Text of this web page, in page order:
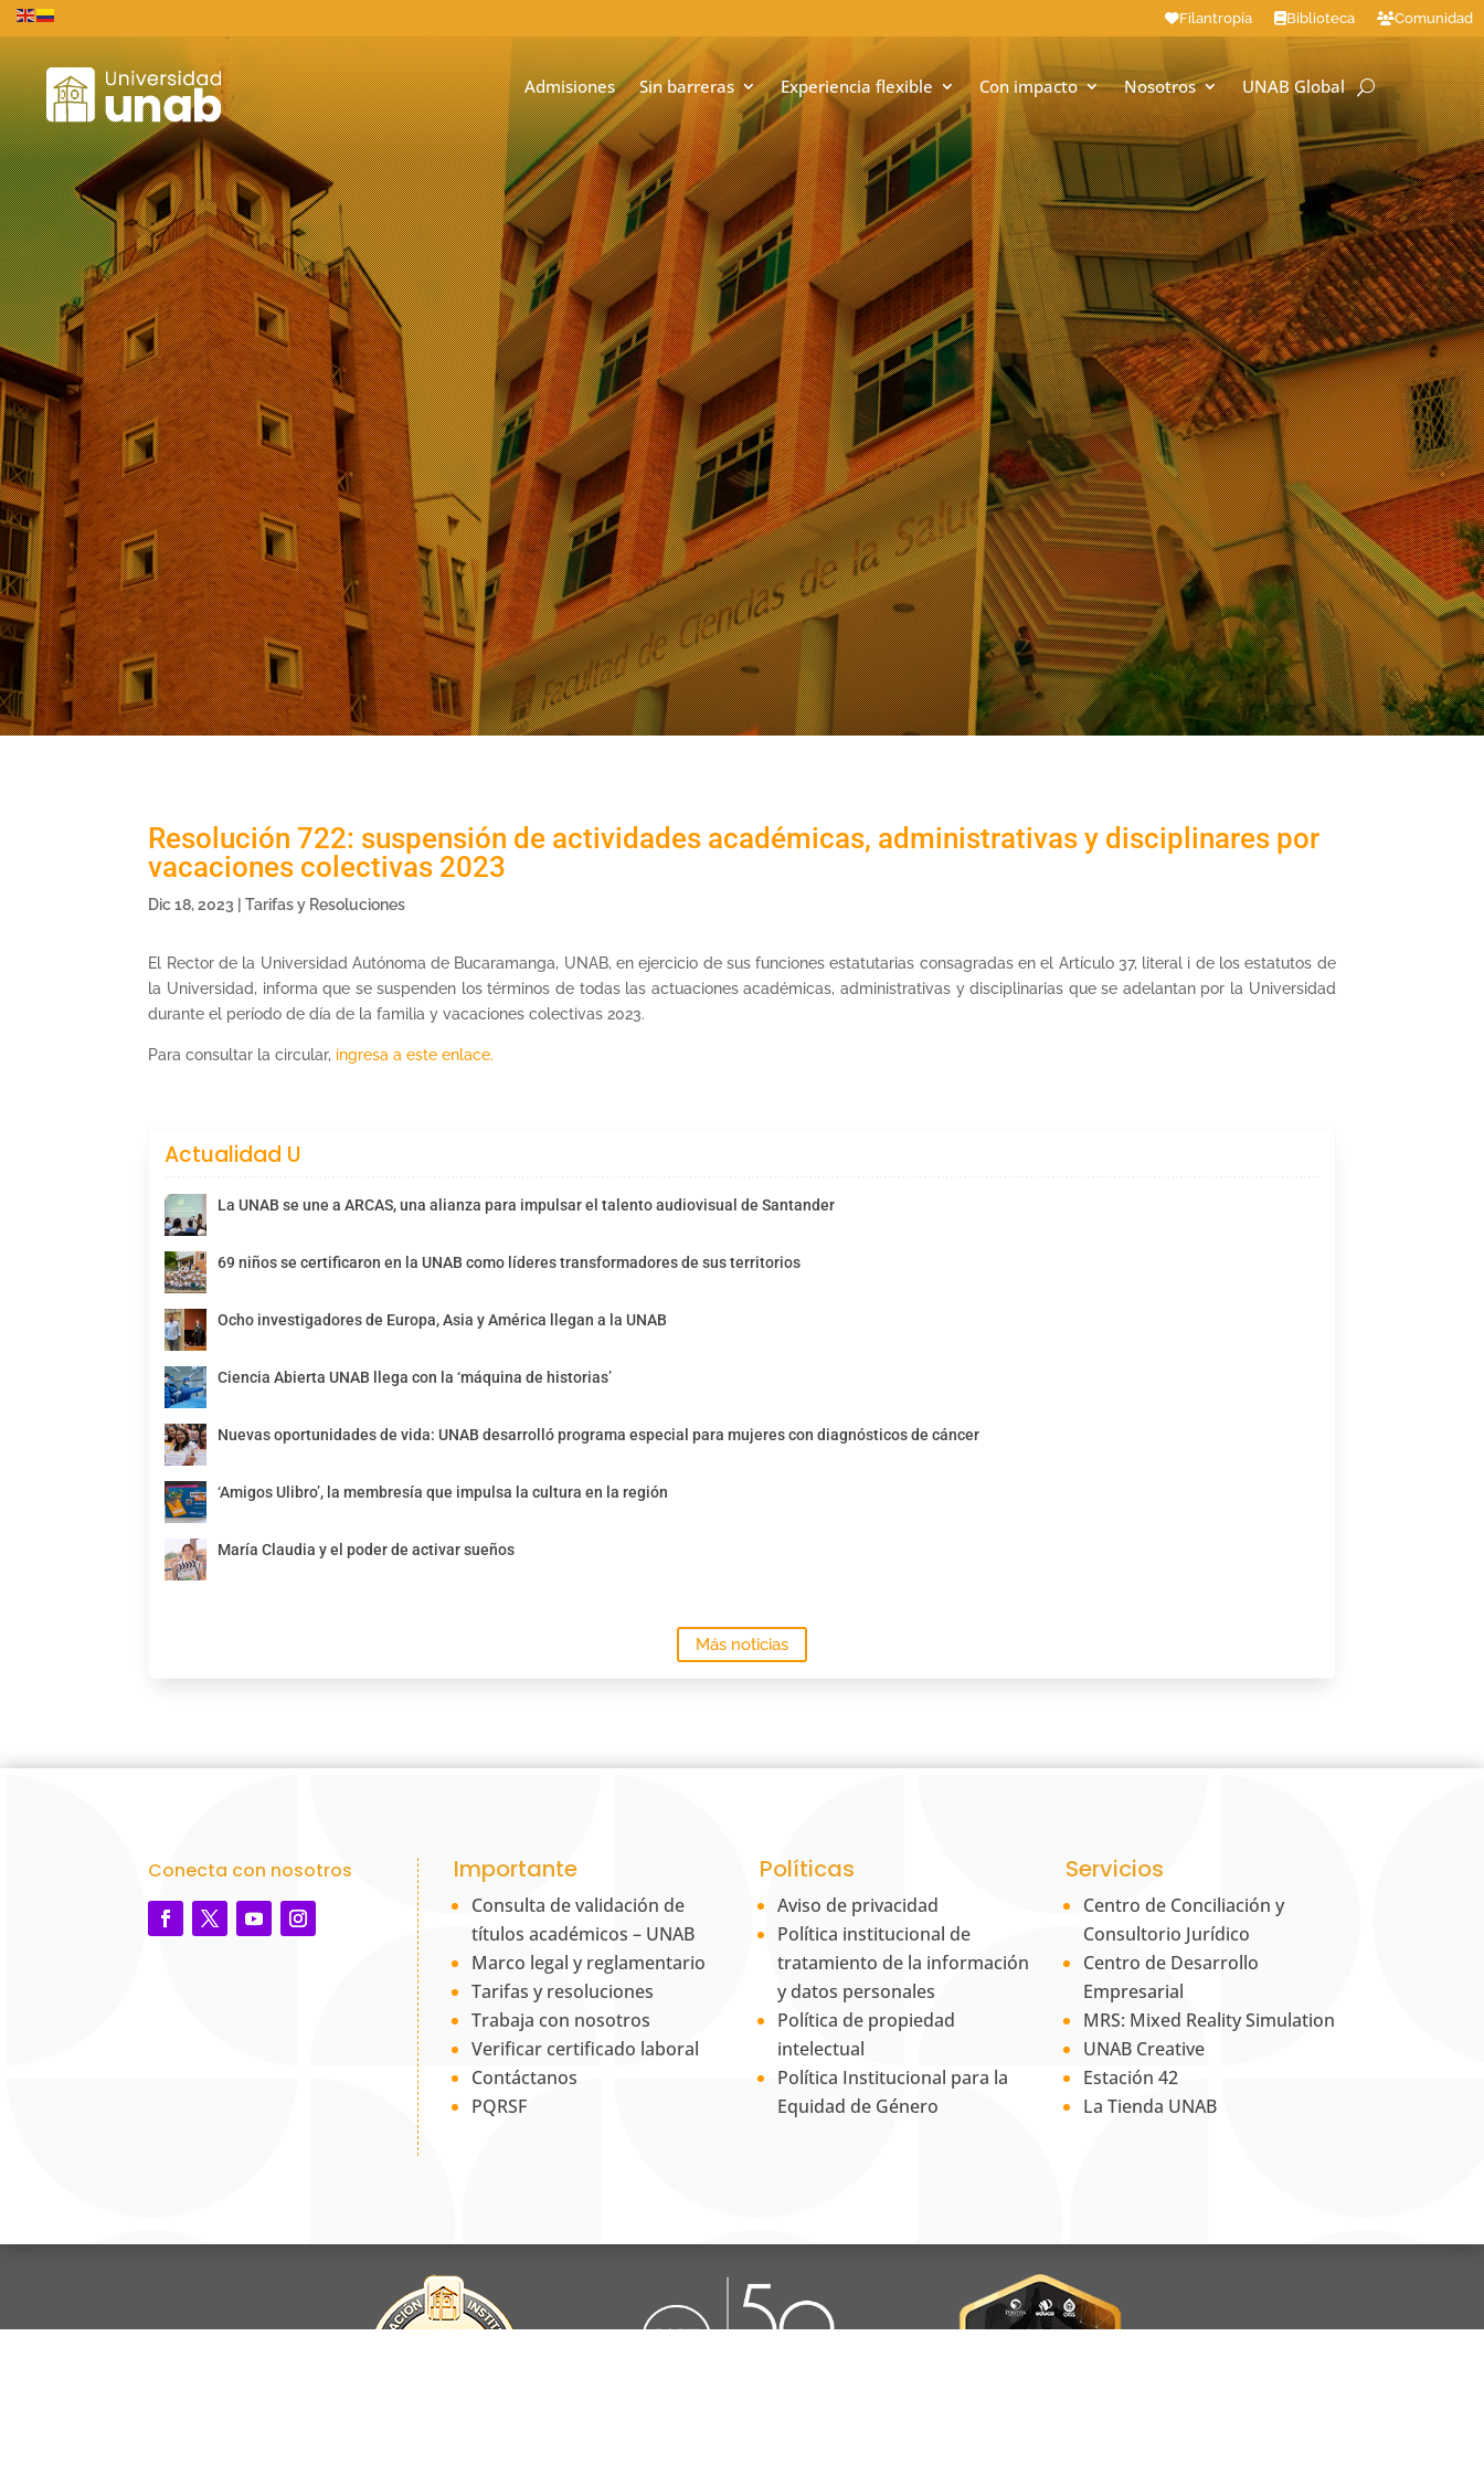
Filantropía Biblioteca Comunidad
Admisiones Sin barreras Experiencia flexible Con impacto Nosotros UNAB Global
Resolución 722: suspensión de actividades académicas, administrativas y disciplinares por
vacaciones colectivas 2023
Dic 18, 2023 |Tarifas y Resoluciones
El Rector de la Universidad Autónoma de Bucaramanga, UNAB, en ejercicio de sus funciones estatutarias consagradas en el Artículo 37, literal i de los estatutos de
la Universidad, informa que se suspenden los términos de todas las actuaciones académicas, administrativas y disciplinarias que se adelantan por la Universidad
durante el período de día de la familia y vacaciones colectivas 2023.
Para consultar la circular, ingresa a este enlace.
Actualidad U
La UNAB se une a ARCAS, una alianza para impulsar el talento audiovisual de Santander
69 niños se certificaron en la UNAB como líderes transformadores de sus territorios
Ocho investigadores de Europa, Asia y América llegan a la UNAB
Ciencia Abierta UNAB llega con la ‘máquina de historias’
Nuevas oportunidades de vida: UNAB desarrolló programa especial para mujeres con diagnósticos de cáncer
‘Amigos Ulibro’, la membresía que impulsa la cultura en la región
María Claudia y el poder de activar sueños
Más noticias
Conecta con nosotros Importante
Consulta de validación de
títulos académicos – UNAB
Marco legal y reglamentario
Tarifas y resoluciones
Trabaja con nosotros
Verificar certificado laboral
Contáctanos
PQRSF
Políticas
Aviso de privacidad
Política institucional de
tratamiento de la información
y datos personales
Política de propiedad
intelectual
Política Institucional para la
Equidad de Género
Servicios
Centro de Conciliación y
Consultorio Jurídico
Centro de Desarrollo
Empresarial
MRS: Mixed Reality Simulation
UNAB Creative
Estación 42
La Tienda UNAB